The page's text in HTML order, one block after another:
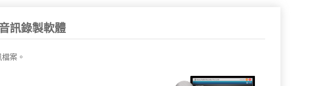
訊錄製軟體
案。